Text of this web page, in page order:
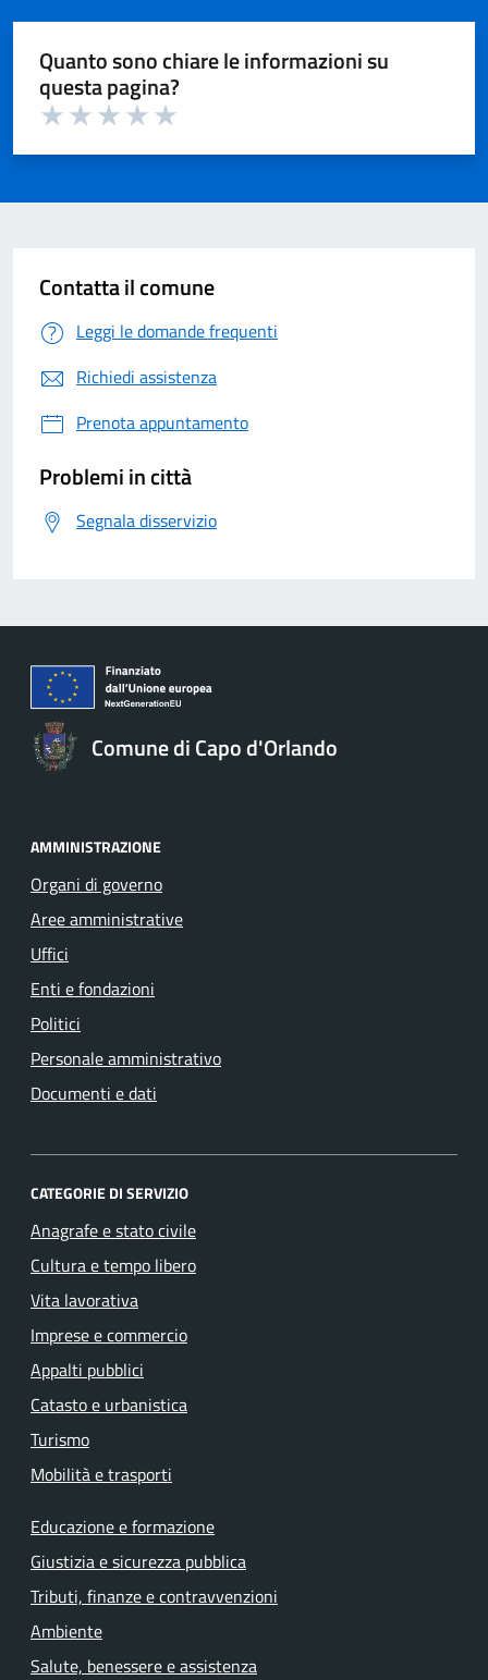
Quanto sono chiare le informazioni su
questa pagina?
Contatta il comune
Leggi le domande frequenti
Richiedi assistenza
Prenota appuntamento
Problemi in città
Segnala disservizio
Comune di Capo d'Orlando
AMMINISTRAZIONE
Organi di governo
Aree amministrative
Uffici
Enti e fondazioni
Politici
Personale amministrativo
Documenti e dati
CATEGORIE DI SERVIZIO
Anagrafe e stato civile
Cultura e tempo libero
Vita lavorativa
Imprese e commercio
Appalti pubblici
Catasto e urbanistica
Turismo
Mobilità e trasporti
Educazione e formazione
Giustizia e sicurezza pubblica
Tributi, finanze e contravvenzioni
Ambiente
Salute, benessere e assistenza